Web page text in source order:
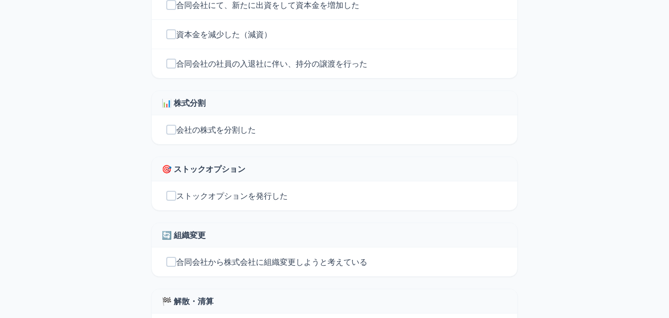
合同会社にて、新たに出資をして資本金を増加した
資本金を減少した（減資）
合同会社の社員の入退社に伴い、持分の譲渡を行った
📊 株式分割
会社の株式を分割した
🎯 ストックオプション
ストックオプションを発行した
🔄 組織変更
合同会社から株式会社に組織変更しようと考えている
🏁 解散・清算